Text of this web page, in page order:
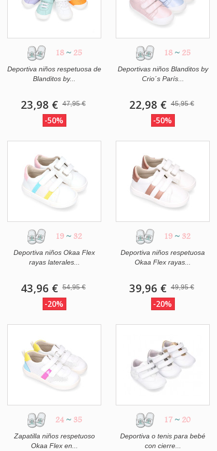
18 ~ 25
Deportiva niños respetuosa de
Blanditos by...
23,98 € 47,95 €
-50%
18 ~ 25
Deportivas niños Blanditos by
Crio´s París...
22,98 € 45,95 €
-50%
19 ~ 32
Deportiva niños Okaa Flex
rayas laterales...
43,96 € 54,95 €
-20%
19 ~ 32
Deportiva niños respetuosa
Okaa Flex rayas...
39,96 € 49,95 €
-20%
24 ~ 35
Zapatilla niños respetuoso
Okaa Flex en...
17 ~ 20
Deportiva o tenis para bebé
con cierre...